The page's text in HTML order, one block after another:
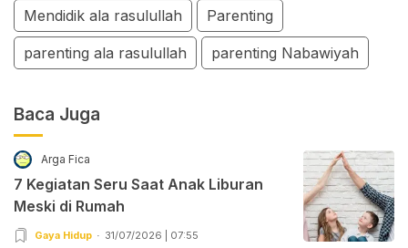
Mendidik ala rasulullah Parenting
parenting ala rasulullah parenting Nabawiyah
Baca Juga
Arga Fica
7 Kegiatan Seru Saat Anak Liburan
Meski di Rumah
Gaya Hidup 31/07/2026 | 07:55